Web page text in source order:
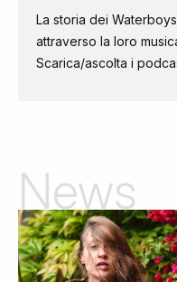
La storia dei
attraverso la loro
Scarica/ascolta i
News